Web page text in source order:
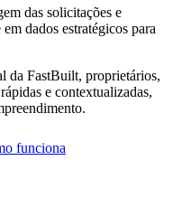
das solicitações e
dados estratégicos para
da FastBuilt, proprietários,
e contextualizadas,
funciona